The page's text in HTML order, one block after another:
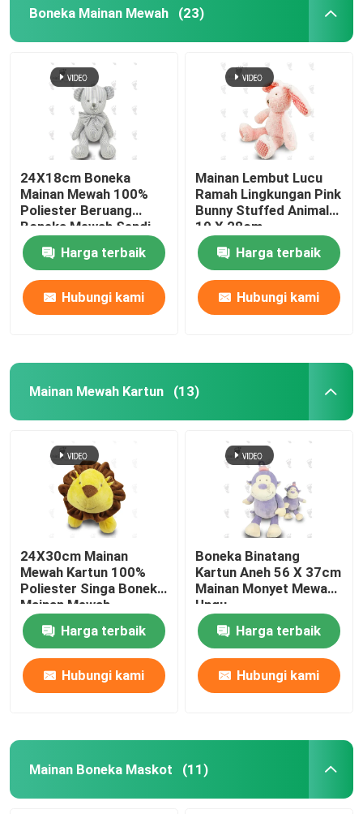
Boneka Mainan Mewah (23)
24X18cm Boneka
Mainan Mewah 100%
Poliester Beruang
Boneka Mewah Sendi
Beruang Bayi
Harga terbaik
Hubungi kami
Mainan Lembut Lucu
Ramah Lingkungan Pink
Bunny Stuffed Animal
19 X 28cm
Harga terbaik
Hubungi kami
Mainan Mewah Kartun (13)
24X30cm Mainan
Mewah Kartun 100%
Poliester Singa Boneka
Mainan Mewah
Harga terbaik
Hubungi kami
Boneka Binatang
Kartun Aneh 56 X 37cm
Mainan Monyet Mewah
Ungu
Harga terbaik
Hubungi kami
Mainan Boneka Maskot (11)